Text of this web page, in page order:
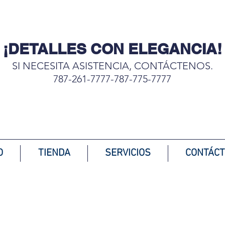
¡DETALLES CON ELEGANCIA!
SI NECESITA ASISTENCIA, CONTÁCTENOS.
787-261-7777-787-775-7777
TIENDA SERVICIOS